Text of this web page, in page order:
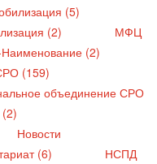
(5)
(2)
МФЦ
(2)
(159)
объединение СРО
Новости
(6)
НСПД